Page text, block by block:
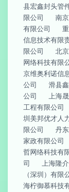
县宏鑫封头管
限公司
南
有限公司
信息技术有限
限公司
北
网络科技有限
京维奥利诺信
公司
滑县
公司
上海
工程有限公司
圳美邦优才人
限公司
丹
家政有限公司
哲网络科技有
司
上海隆
（深圳）有限
海柠御慕科技